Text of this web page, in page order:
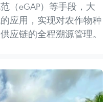
（eGAP）等手段，大
应用，实现对农作物种
应链的全程溯源管理。